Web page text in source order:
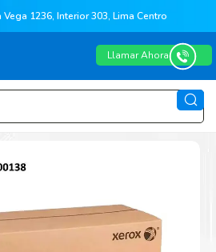
1236, Interior 303, Lima Centro
Llamar Ahora